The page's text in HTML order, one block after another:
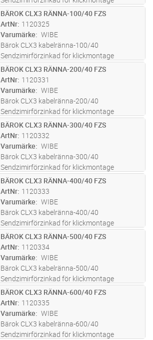
ST Lägg i kundvagn
BÄROK CLX3 RÄNNA-100/40 FZS
ArtNr 1120325
Varumärke
WIBE
Bärok CLX3 kabelränna-100/40
Sendzimirförzinkad för klickmontage
ST Lägg i kundvagn
BÄROK CLX3 RÄNNA-200/40 FZS
ArtNr 1120331
Varumärke
WIBE
Bärok CLX3 kabelränna-200/40
Sendzimirförzinkad för klickmontage
ST Lägg i kundvagn
BÄROK CLX3 RÄNNA-300/40 FZS
ArtNr 1120332
Varumärke
WIBE
Bärok CLX3 kabelränna-300/40
Sendzimirförzinkad för klickmontage
ST Lägg i kundvagn
BÄROK CLX3 RÄNNA-400/40 FZS
ArtNr 1120333
Varumärke
WIBE
Bärok CLX3 kabelränna-400/40
Sendzimirförzinkad för klickmontage
ST Lägg i kundvagn
BÄROK CLX3 RÄNNA-500/40 FZS
ArtNr 1120334
Varumärke
WIBE
Bärok CLX3 kabelränna-500/40
Sendzimirförzinkad för klickmontage
ST Lägg i kundvagn
BÄROK CLX3 RÄNNA-600/40 FZS
ArtNr 1120335
Varumärke
WIBE
Bärok CLX3 kabelränna-600/40
Sendzimirförzinkad för klickmontage